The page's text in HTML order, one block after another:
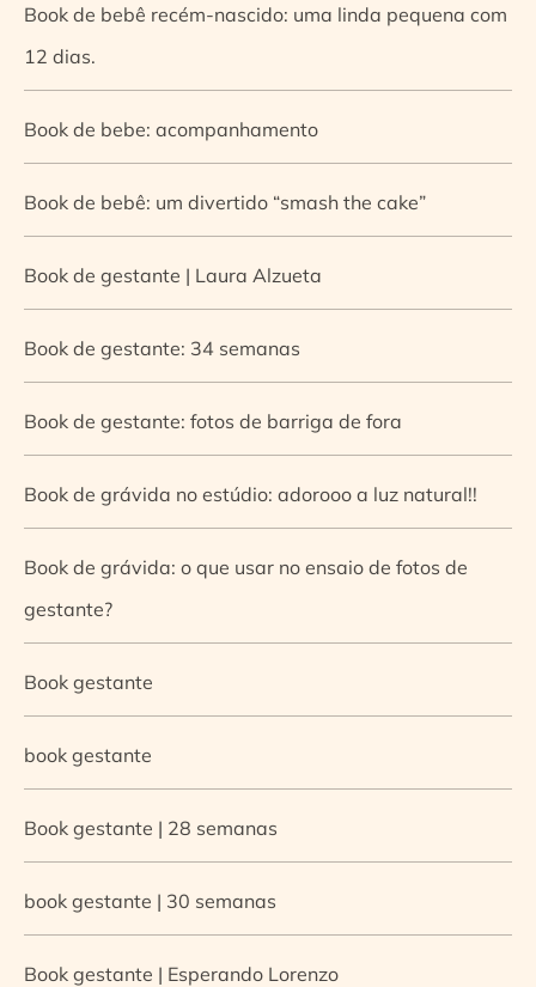
Book de bebê recém-nascido: uma linda pequena com
12 dias.
Book de bebe: acompanhamento
Book de bebê: um divertido “smash the cake”
Book de gestante | Laura Alzueta
Book de gestante: 34 semanas
Book de gestante: fotos de barriga de fora
Book de grávida no estúdio: adorooo a luz natural!!
Book de grávida: o que usar no ensaio de fotos de
gestante?
Book gestante
book gestante
Book gestante | 28 semanas
book gestante | 30 semanas
Book gestante | Esperando Lorenzo